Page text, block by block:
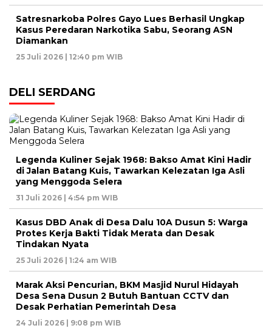
Satresnarkoba Polres Gayo Lues Berhasil Ungkap
Kasus Peredaran Narkotika Sabu, Seorang ASN
Diamankan
25 Juli 2026 | 12:40 pm WIB
DELI SERDANG
Legenda Kuliner Sejak 1968: Bakso Amat Kini Hadir
di Jalan Batang Kuis, Tawarkan Kelezatan Iga Asli
yang Menggoda Selera
31 Juli 2026 | 4:54 pm WIB
Kasus DBD Anak di Desa Dalu 10A Dusun 5: Warga
Protes Kerja Bakti Tidak Merata dan Desak
Tindakan Nyata
25 Juli 2026 | 1:24 am WIB
Marak Aksi Pencurian, BKM Masjid Nurul Hidayah
Desa Sena Dusun 2 Butuh Bantuan CCTV dan
Desak Perhatian Pemerintah Desa
24 Juli 2026 | 9:08 pm WIB